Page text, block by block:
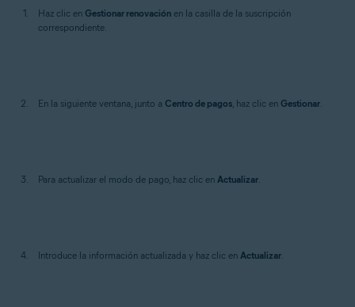
Haz clic en Gestionar renovación en la casilla de la suscripción
correspondiente.
En la siguiente ventana, junto a Centro de pagos, haz clic en Gestionar.
Para actualizar el modo de pago, haz clic en Actualizar.
Introduce la información actualizada y haz clic en Actualizar.